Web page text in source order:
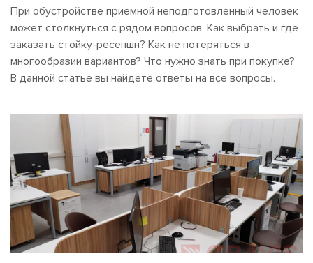
При обустройстве приемной неподготовленный человек
может столкнуться с рядом вопросов. Как выбрать и где
заказать стойку-ресепшн? Как не потеряться в
многообразии вариантов? Что нужно знать при покупке?
В данной статье вы найдете ответы на все вопросы.